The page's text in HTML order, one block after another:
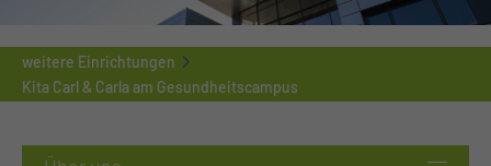
weitere Einrichtungen
Kita Carl & Carla am Gesundheitscampus